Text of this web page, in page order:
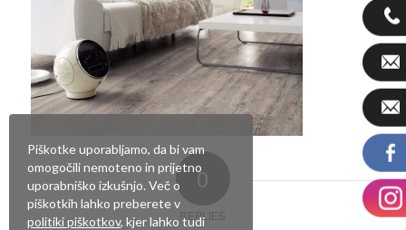
0
REPLIES
Piškotke uporabljamo, da bi vam
omogočili nemoteno in prijetno
uporabniško izkušnjo. Več o
piškotkih lahko preberete v
politiki piškotkov, kjer lahko tudi